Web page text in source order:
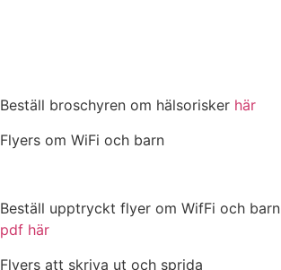
Beställ broschyren om hälsorisker här
Flyers om WiFi och barn
Beställ upptryckt flyer om WifFi och barn
pdf här
Flyers att skriva ut och sprida